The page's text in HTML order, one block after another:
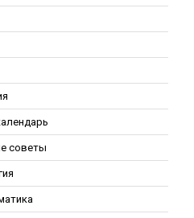
советы